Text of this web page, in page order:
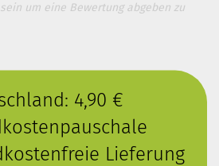
um eine Bewertung abgeben zu
4,90 €
Lieferung